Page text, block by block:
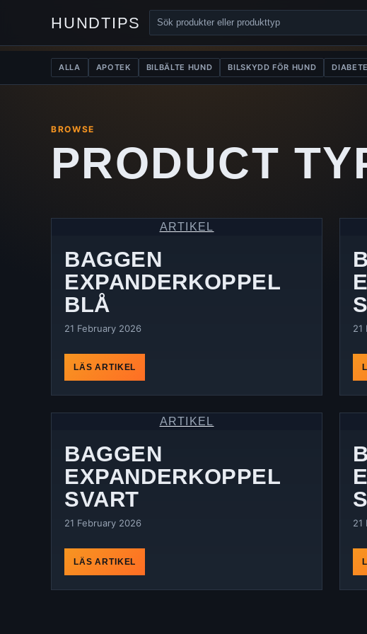
HUNDTIPS
ALLA APOTEK BILBÄLTE HUND BILSKYDD FÖR HUND
BROWSE
PRODUCT
ARTIKEL
BAGGEN
EXPANDERKOPPEL
BLÅ
21 February 2026
LÄS ARTIKEL
21
ARTIKEL
BAGGEN
EXPANDERKOPPEL
SVART
21 February 2026
LÄS ARTIKEL
21